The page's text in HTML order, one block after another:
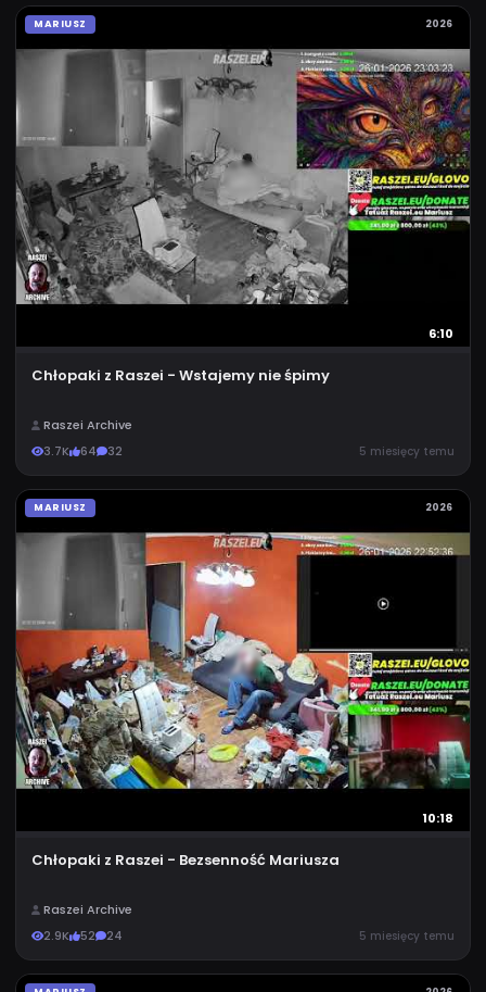
6:10
MARIUSZ 2026
Chłopaki z Raszei - Wstajemy nie śpimy
Raszei Archive
3.7K
64 32 5 miesięcy temu
10:18
MARIUSZ 2026
Chłopaki z Raszei - Bezsenność Mariusza
Raszei Archive
2.9K
52 24 5 miesięcy temu